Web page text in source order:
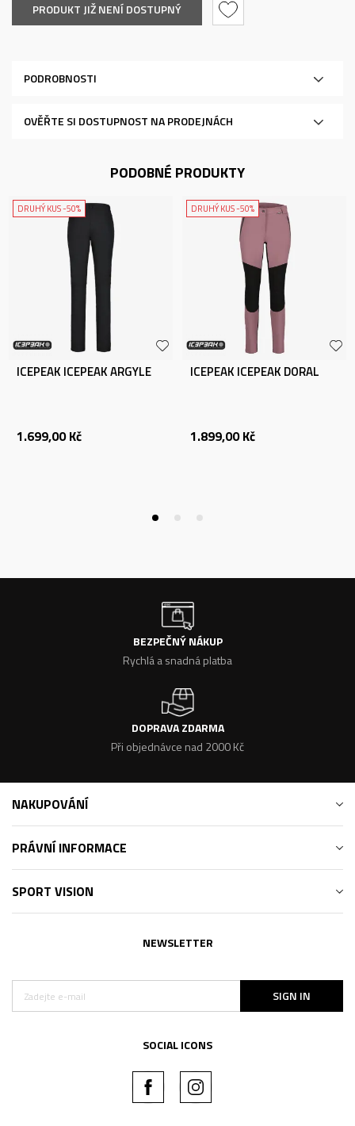
PRODUKT JIŽ NENÍ DOSTUPNÝ
PODROBNOSTI
OVĚŘTE SI DOSTUPNOST NA PRODEJNÁCH
PODOBNÉ PRODUKTY
DRUHÝ KUS -50%
ICEPEAK ICEPEAK ARGYLE
1.699,00 Kč
DRUHÝ KUS -50%
ICEPEAK ICEPEAK DORAL
1.899,00 Kč
BEZPEČNÝ NÁKUP
Rychlá a snadná platba
DOPRAVA ZDARMA
Při objednávce nad 2000 Kč
NAKUPOVÁNÍ
PRÁVNÍ INFORMACE
SPORT VISION
NEWSLETTER
SIGN IN
SOCIAL ICONS